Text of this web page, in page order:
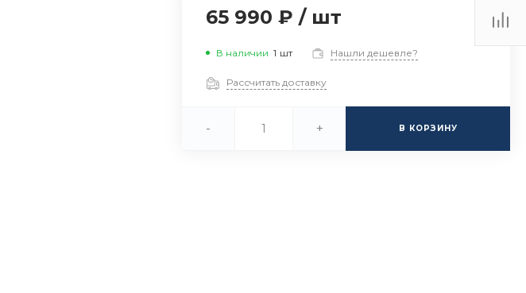
65 990 ₽ / шт
В наличии 1 шт Нашли дешевле?
Рассчитать доставку
- + В КОРЗИНУ